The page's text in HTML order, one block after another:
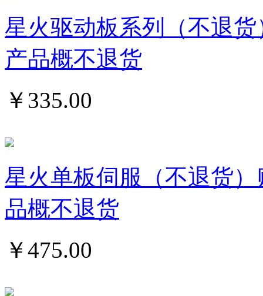
星火驱动板系列（不退
产品概不退货
￥ 335.00
星火单板伺服（不退货
品概不退货
￥475.00